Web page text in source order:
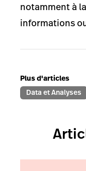
notamment à
informations
Plus d'articles
Data et Analyses